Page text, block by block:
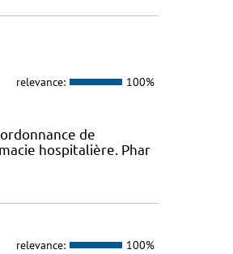
relevance: 100%
de
hospitalière. Phar
relevance: 100%